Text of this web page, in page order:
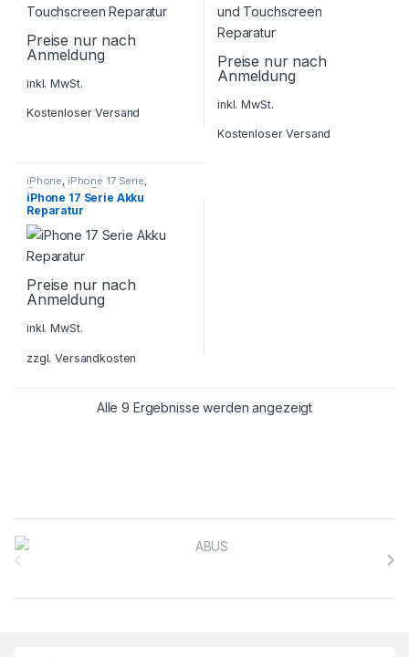
Preise nur nach
Anmeldung
inkl. MwSt.
Kostenloser Versand
Preise nur nach
Anmeldung
inkl. MwSt.
Kostenloser Versand
iPhone, iPhone 17 Serie,
Smartphone Reparatur
iPhone 17 Serie Akku
Reparatur
Preise nur nach
Anmeldung
inkl. MwSt.
zzgl.Versandkosten
Alle 9 Ergebnisse werden angezeigt
Brands Carousel